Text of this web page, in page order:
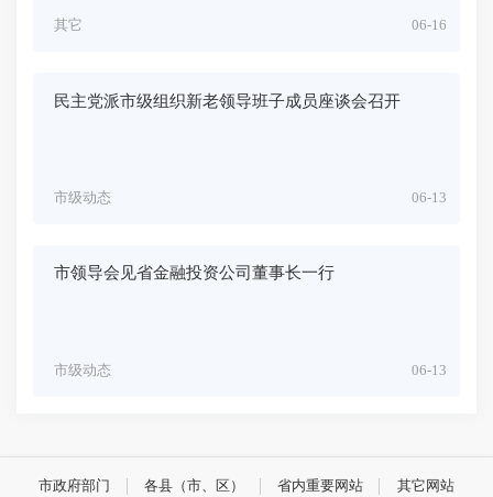
06-16
其它
民主党派市级组织新老领导班子成员座谈会召开
06-13
市级动态
市领导会见省金融投资公司董事长一行
06-13
市级动态
市政府部门 各县（市、区） 省内重要网站 其它网站